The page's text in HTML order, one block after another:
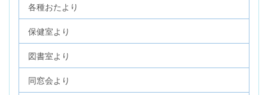
各種おたより
保健室より
図書室より
同窓会より